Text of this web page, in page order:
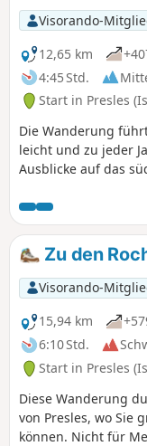
Visorando-
12,65 km
4:45 Std.
Start in Presles
Die Wanderung
leicht und zu jeder
Ausblicke auf das
Zu den
Visorando-
15,94 km
6:10 Std.
Start in Presles
Diese Wanderung
von Presles, wo Sie
können. Nicht für